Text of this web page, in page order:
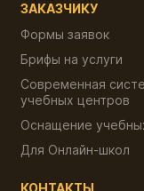
ЗАКАЗЧИКУ
Формы заявок
Брифы на услуги
Современная
учебных центров
Оснащение
Для Онлайн-школ